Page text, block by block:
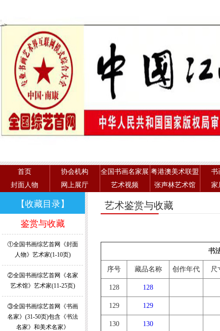
-->
首页 协会机构 全国书画名家展 粤港澳美术联盟
书
封面人物
网上展厅 艺术视频 张声林艺术馆 家
【收藏目录】
鉴赏与收藏
①全国书画综艺首网《封面
人物》艺术家(1-10页)
②全国书画综艺首网《名家
艺术馆》艺术家(11-25页)
③全国书画综艺首网《书画
名家》(31-50页)包含《书法
名家》和美术名家》
艺术鉴赏与收藏
书
序号 藏品名称 创作年代 尺
128 128
129 129
130 130